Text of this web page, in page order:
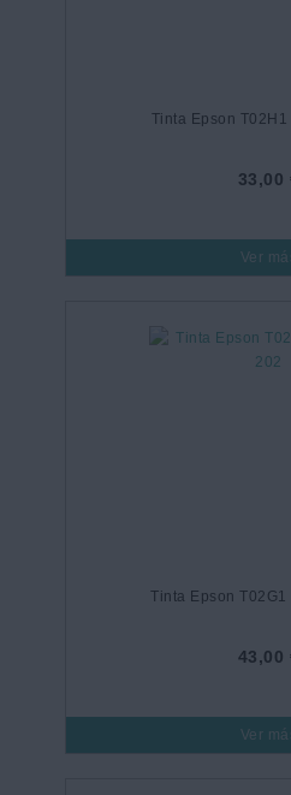
Tinta Epson
33,00
Ver
Tinta Epson
43,00
Ver